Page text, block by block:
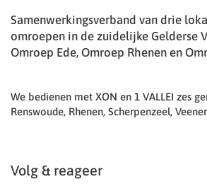
Samenwerkingsverband van drie
omroepen in de zuidelijke Gelderse
Omroep Ede, Omroep Rhenen en
We bedienen met XON en 1 VALLEI zes
Renswoude, Rhenen, Scherpenzeel,
Volg & reageer